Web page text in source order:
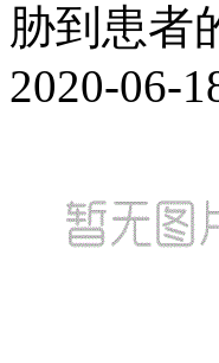
胁到患者
2020-06-